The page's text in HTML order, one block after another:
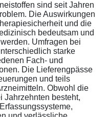
sind seit Jahren
Die Auswirkungen
und die
bedeutsam und
Umfragen bei
starke
Fach- und
Die Lieferengpässe
und teils
Obwohl die
Jahrzehnten besteht,